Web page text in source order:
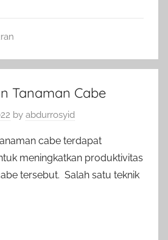
Tanaman Cabe
by abdurrosyid
cabe terdapat
meningkatkan produktivitas
tersebut. Salah satu teknik